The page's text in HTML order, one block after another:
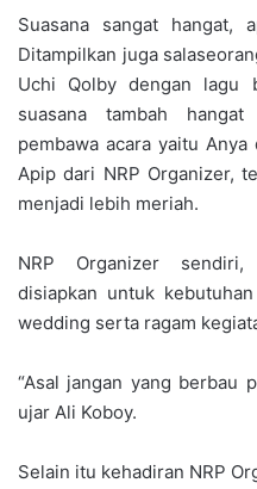
Suasana sangat hangat,
Ditampilkan juga
Uchi Qolby dengan lagu
suasana tambah hangat
pembawa acara yaitu
Apip dari NRP Organizer,
menjadi lebih meriah.
NRP Organizer
disiapkan untuk
wedding serta ragam
“Asal jangan yang berbau
ujar Ali Koboy.
Selain itu kehadiran NRP